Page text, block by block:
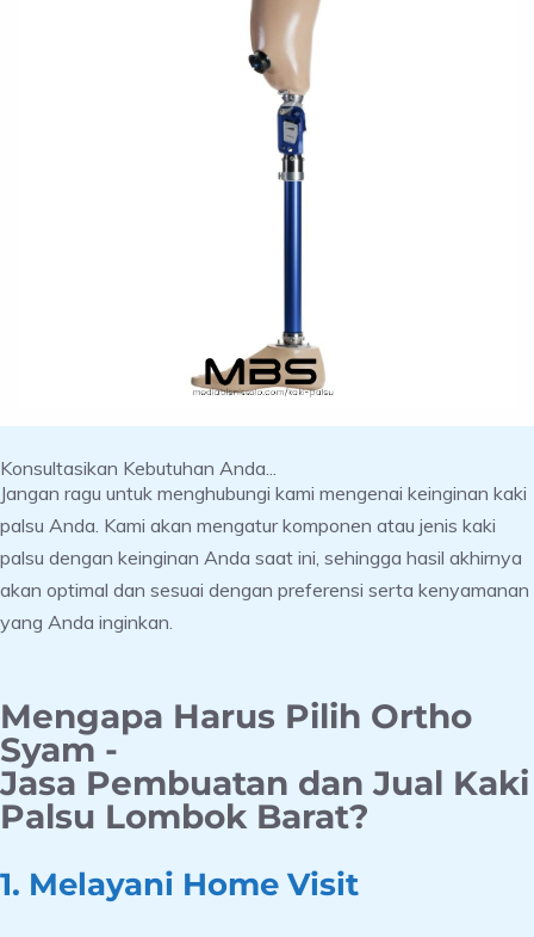
Konsultasikan Kebutuhan Anda...
Jangan ragu untuk menghubungi kami mengenai keinginan kaki
palsu Anda. Kami akan mengatur komponen atau jenis kaki
palsu dengan keinginan Anda saat ini, sehingga hasil akhirnya
akan optimal dan sesuai dengan preferensi serta kenyamanan
yang Anda inginkan.
Mengapa Harus Pilih Ortho
Syam -
Jasa Pembuatan dan Jual Kaki
Palsu Lombok Barat?
1. Melayani Home Visit